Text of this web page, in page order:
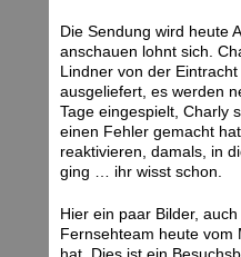
Die Sendung wird heute
anschauen lohnt sich.
Lindner von der
ausgeliefert, es werden
Tage eingespielt, Charly
einen Fehler gemacht
reaktivieren, damals, in
ging … ihr wisst schon.
Hier ein paar Bilder,
Fernsehteam heute vom